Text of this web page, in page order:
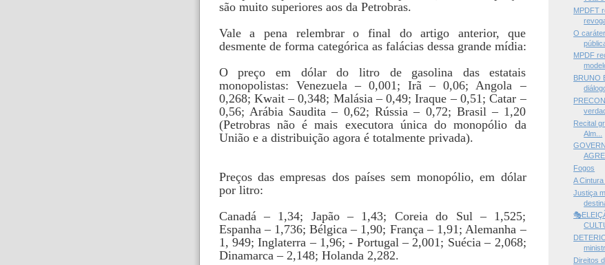
são muito superiores aos da Petrobras.
Vale a pena relembrar o final do artigo anterior, que
desmente de forma categórica as falácias dessa grande mídia:
O preço em dólar do litro de gasolina das estatais
monopolistas: Venezuela – 0,001; Irã – 0,06; Angola –
0,268; Kwait – 0,348; Malásia – 0,49; Iraque – 0,51; Catar –
0,56; Arábia Saudita – 0,62; Rússia – 0,72; Brasil – 1,20
(Petrobras não é mais executora única do monopólio da
União e a distribuição agora é totalmente privada).
Preços das empresas dos países sem monopólio, em dólar
por litro:
Canadá – 1,34; Japão – 1,43; Coreia do Sul – 1,525;
Espanha – 1,736; Bélgica – 1,90; França – 1,91; Alemanha –
1, 949; Inglaterra – 1,96; - Portugal – 2,001; Suécia – 2,068;
Dinamarca – 2,148; Holanda 2,282.
MPDFT
O
MPDF
BRUNO
Recital
Alm...
Fogos
A
Justiça
Direitos